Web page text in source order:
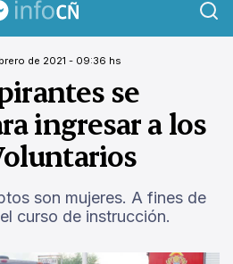
de 2021 - 09:36 hs
se
ingresar a los
son mujeres. A fines de
curso de instrucción.